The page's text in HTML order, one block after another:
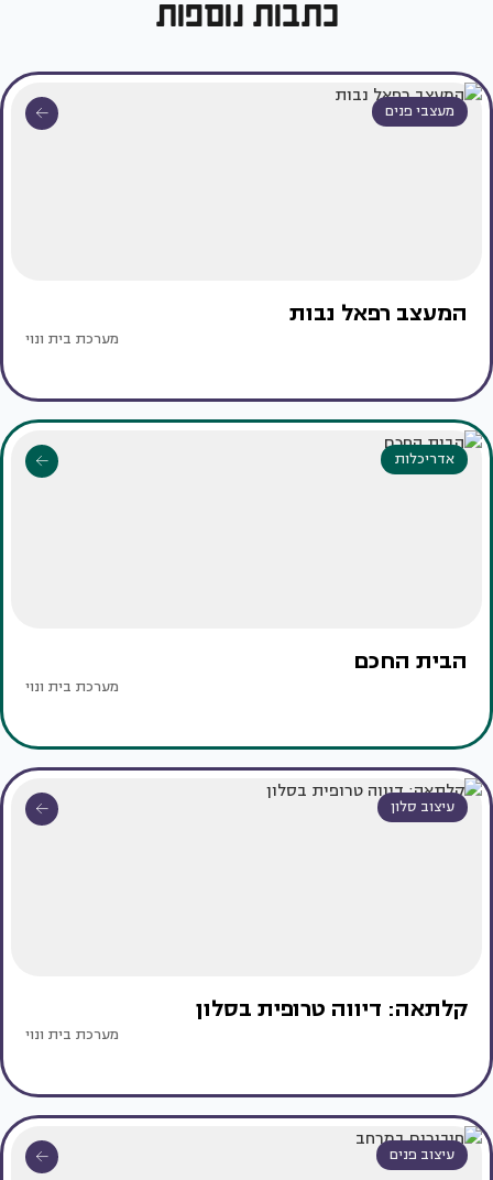
כתבות נוספות
מעצבי פנים
המעצב רפאל נבות
מערכת בית ונוי
אדריכלות
הבית החכם
מערכת בית ונוי
עיצוב סלון
קלתאה: דיווה טרופית בסלון
מערכת בית ונוי
עיצוב פנים